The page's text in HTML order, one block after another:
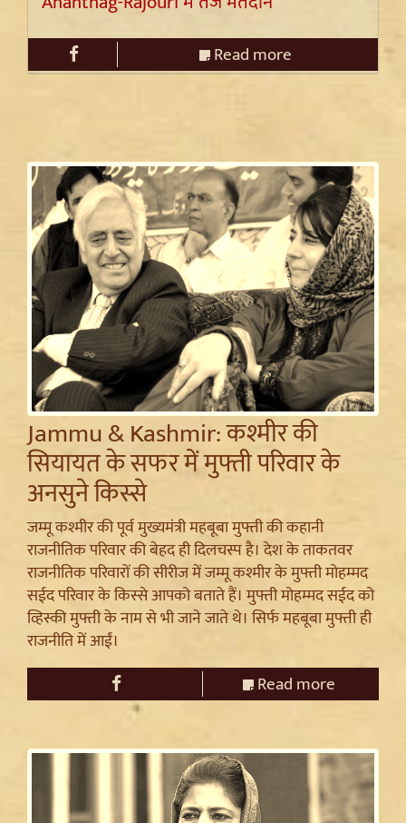
Read more
Jammu & Kashmir: कश्मीर की
सियायत के सफर में मुफ्ती परिवार के
अनसुने किस्से
जम्मू कश्मीर की पूर्व मुख्यमंत्री महबूबा मुफ्ती की कहानी
राजनीतिक परिवार की बेहद ही दिलचस्प है। देश के ताकतवर
राजनीतिक परिवारों की सीरीज में जम्मू कश्मीर के मुफ्ती मोहम्मद
सईद परिवार के किस्से आपको बताते हैं। मुफ्ती मोहम्मद सईद को
व्हिस्की मुफ्ती के नाम से भी जाने जाते थे। सिर्फ महबूबा मुफ्ती ही
राजनीति में आईं।
Read more